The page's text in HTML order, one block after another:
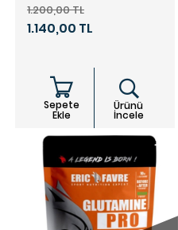
1.200,00 TL
1.140,00 TL
Sepete
Ekle
Ürünü
İncele